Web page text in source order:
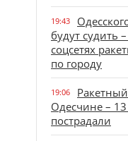
19:43
будут судить
соцсетях
по городу
19:06
Одесчине –
пострадали